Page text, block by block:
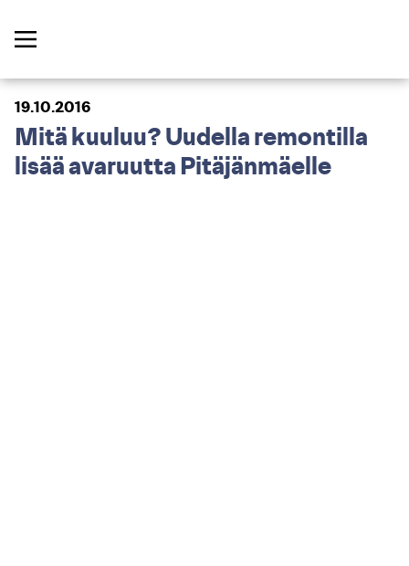
19.10.2016
Mitä kuuluu? Uudella remontilla
lisää avaruutta Pitäjänmäelle